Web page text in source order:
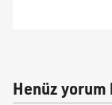
Henüz